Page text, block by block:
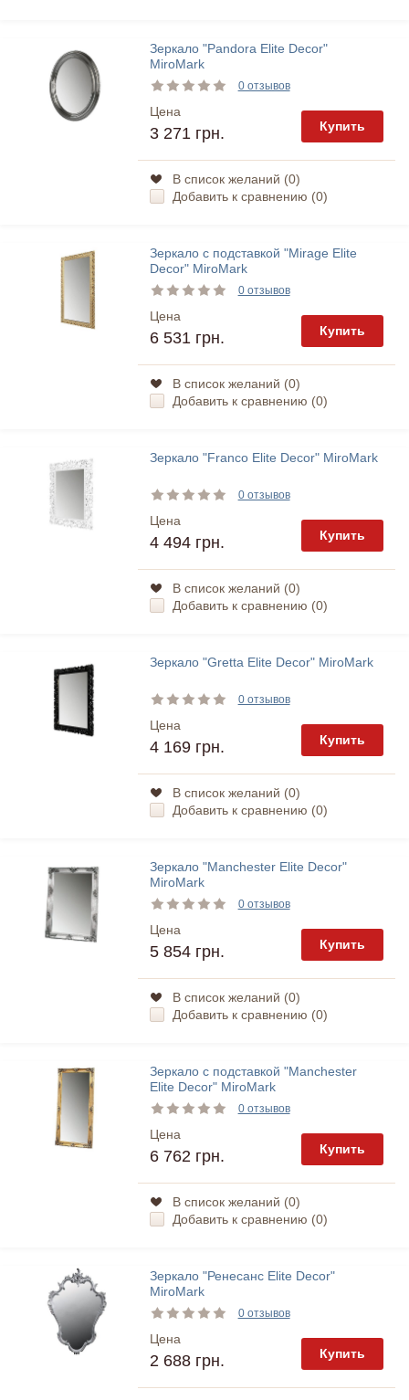
Зеркало "Pandora Elite Decor"
MiroMark
0 отзывов
Цена
3 271 грн. Купить
В список желаний (0)
Добавить к сравнению (0)
Зеркало с подставкой "Mirage Elite
Decor" MiroMark
0 отзывов
Цена
6 531 грн. Купить
В список желаний (0)
Добавить к сравнению (0)
Зеркало "Franco Elite Decor" MiroMark
0 отзывов
Цена
4 494 грн. Купить
В список желаний (0)
Добавить к сравнению (0)
Зеркало "Gretta Elite Decor" MiroMark
0 отзывов
Цена
4 169 грн. Купить
В список желаний (0)
Добавить к сравнению (0)
Зеркало "Manchester Elite Decor"
MiroMark
0 отзывов
Цена
5 854 грн. Купить
В список желаний (0)
Добавить к сравнению (0)
Зеркало с подставкой "Manchester
Elite Decor" MiroMark
0 отзывов
Цена
6 762 грн. Купить
В список желаний (0)
Добавить к сравнению (0)
Зеркало "Ренесанс Elite Decor"
MiroMark
0 отзывов
Цена
2 688 грн. Купить